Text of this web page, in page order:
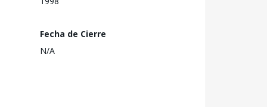
Fecha de Cierre
N/A